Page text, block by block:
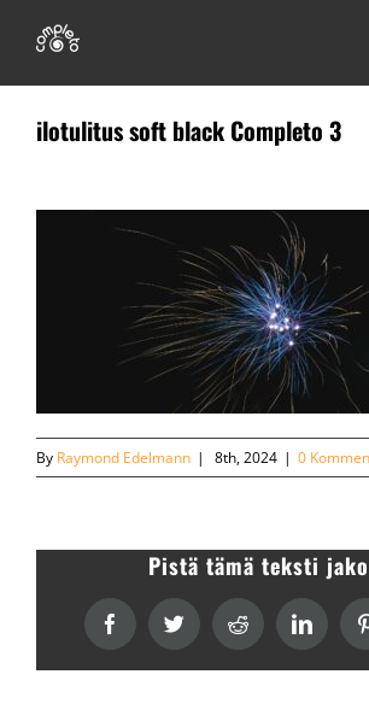
content
ilotulitus soft black Completo 3
By Raymond Edelmann | 8th, 2024 | 0
Pistä tämä teksti
FacebookTwitterReddit